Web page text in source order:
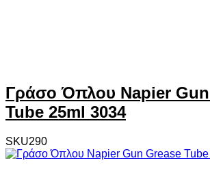
Γράσο Όπλου Napier
Tube 25ml 3034
SKU290